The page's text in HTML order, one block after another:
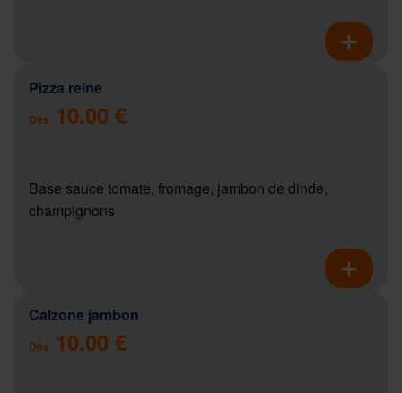
Pizza reine
Dès 10.00 €
Base sauce tomate, fromage, jambon de dinde,
champignons
Calzone jambon
Dès 10.00 €